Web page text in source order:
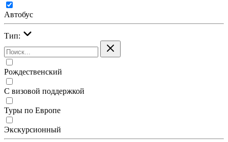
Автобус
Тип:
Рождественский
С визовой поддержкой
Туры по Европе
Экскурсионный